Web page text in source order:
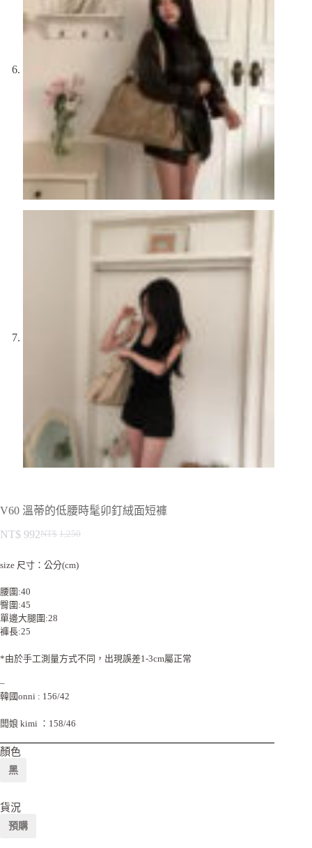
V60 溫蒂的低腰時髦卯釘絨面短褲
NT$ 1,250
NT$ 992
size 尺寸：公分(cm)
腰圍:40
臀圍:45
單邊大腿圍:28
褲長:25
*由於手工測量方式不同，出現誤差1-3cm屬正常
–
韓國onni : 156/42
闆娘 kimi ：158/46
顏色
黑
貨況
預購